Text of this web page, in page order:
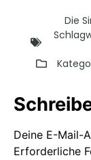
Die
Deine E-Mail-
Erforderliche